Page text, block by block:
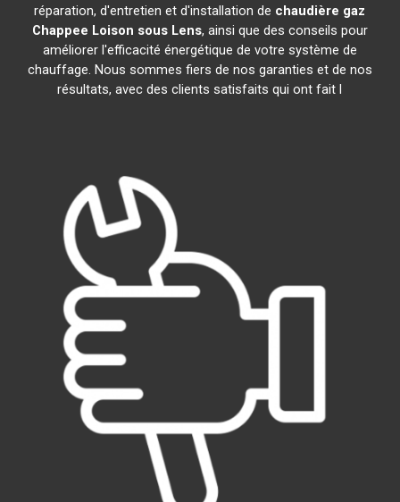
réparation, d'entretien et d'installation de chaudière gaz
Chappee Loison sous Lens, ainsi que des conseils pour
améliorer l'efficacité énergétique de votre système de
chauffage. Nous sommes fiers de nos garanties et de nos
résultats, avec des clients satisfaits qui ont fait l